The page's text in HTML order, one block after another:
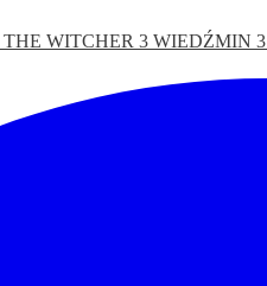
THE WITCHER 3 WIEDŹMIN 3